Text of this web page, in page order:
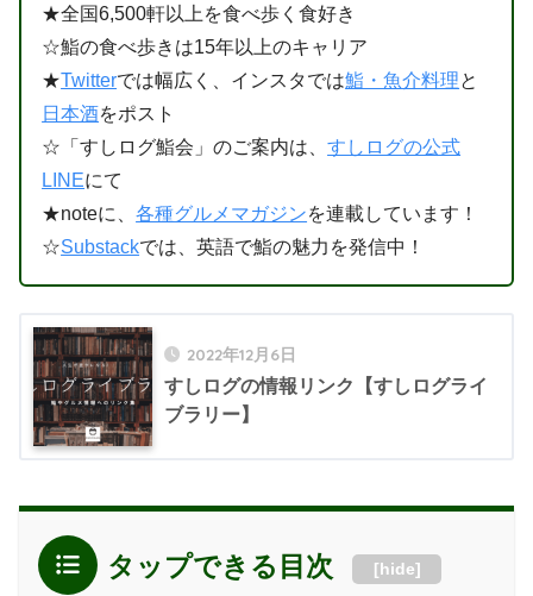
★全国6,500軒以上を食べ歩く食好き
☆鮨の食べ歩きは15年以上のキャリア
★Twitterでは幅広く、インスタでは鮨・魚介料理と
日本酒をポスト
☆「すしログ鮨会」のご案内は、すしログの公式
LINEにて
★noteに、各種グルメマガジンを連載しています！
☆Substackでは、英語で鮨の魅力を発信中！
2022年12月6日
すしログの情報リンク【すしログライ
ブラリー】
タップできる目次 [hide]